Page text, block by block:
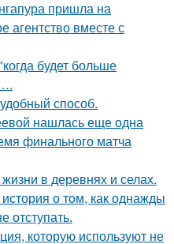
пришла на
агентство вместе с
будет больше
способ.
нашлась еще одна
финального матча
в деревнях и селах.
о том, как однажды
отступать.
которую используют не